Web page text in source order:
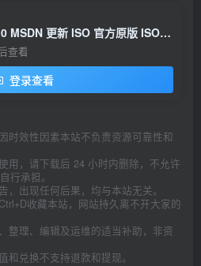
Windows 10 20H2-Win10 MSDN 更新 ISO 官方原版 ISO 镜像下载
查看
登录查看
时效性因素本站不负责资源可靠性和
用，请下载后 24 小时内删除，不允许
行承担。
，出现任何后果，均与本站无关。
收藏本站，网站持久离不开大家的
整理、编辑及运维的适当补助，非资
和兑换不支持退款和提现。